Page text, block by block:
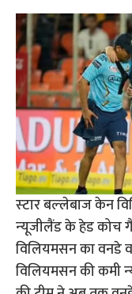
स्‍टार बल्‍लेबाज केन
न्‍यूजीलैंड के हेड कोच
विलियमसन का वनडे
विलियमसन की कमी